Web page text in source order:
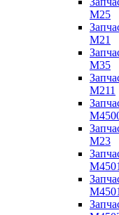
M25
M21
M35
M211
M23
M4501